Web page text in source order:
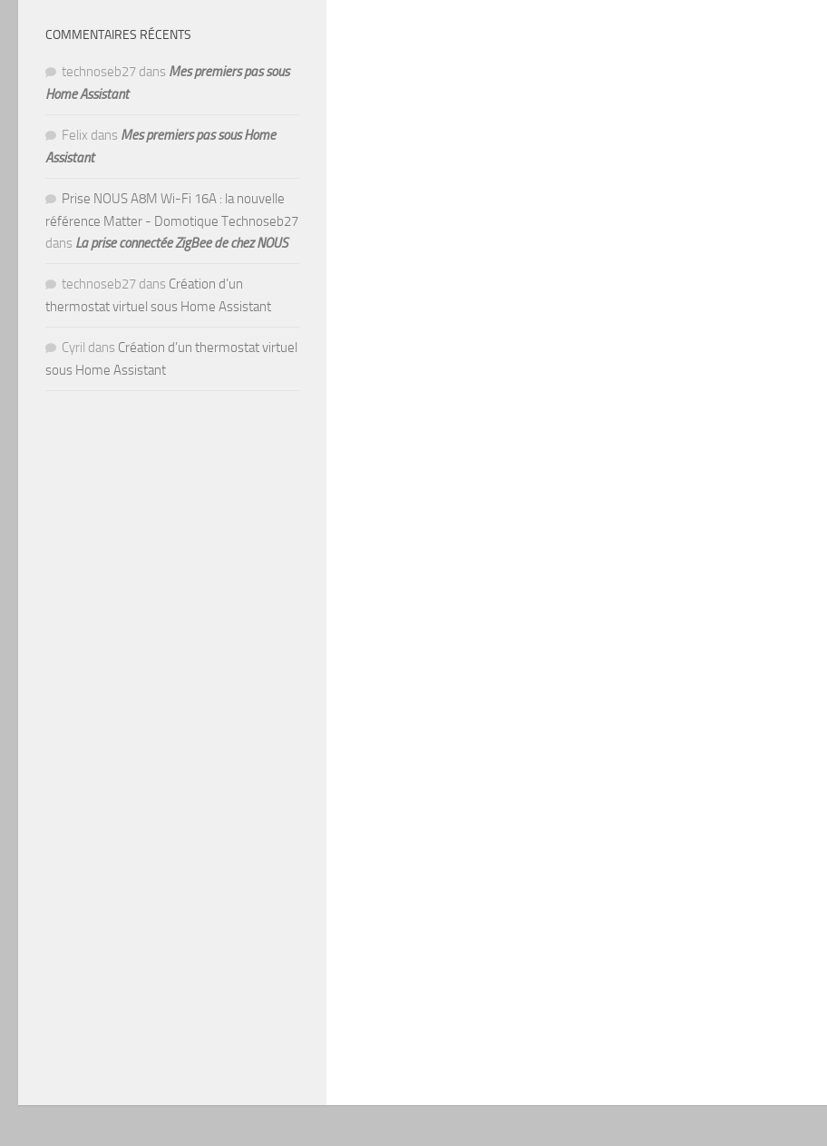
COMMENTAIRES RÉCENTS
technoseb27 dans Mes premiers pas sous
Home Assistant
Felix dans Mes premiers pas sous Home
Assistant
Prise NOUS A8M Wi-Fi 16A : la nouvelle
référence Matter - Domotique Technoseb27
dans La prise connectée ZigBee de chez NOUS
technoseb27 dans Création d’un
thermostat virtuel sous Home Assistant
Cyril dans Création d’un thermostat virtuel
sous Home Assistant